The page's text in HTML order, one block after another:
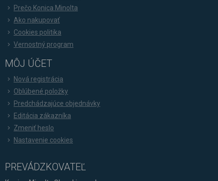
Prečo Konica Minolta
Ako nakupovať
Cookies politika
Vernostný program
MÔJ ÚČET
Nová registrácia
Oblúbené položky
Predchádzajúce objednávky
Editácia zákazníka
Zmeniť heslo
Nastavenie cookies
PREVÁDZKOVATEĽ